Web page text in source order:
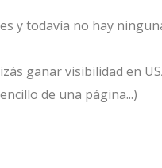
y todavía no hay
ganar visibilidad en
de una página...)